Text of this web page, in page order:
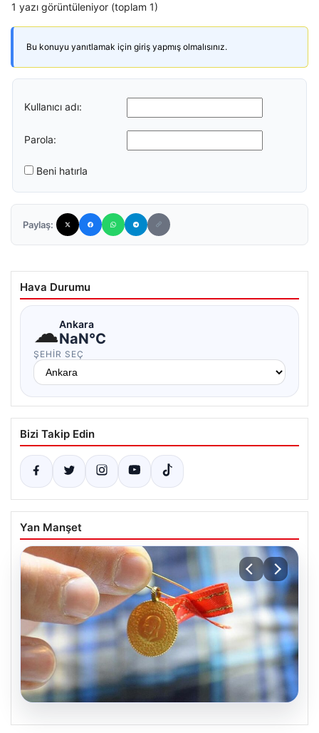
1 yazı görüntüleniyor (toplam 1)
Bu konuyu yanıtlamak için giriş yapmış olmalısınız.
Kullanıcı adı:
Parola:
Beni hatırla
Paylaş:
Hava Durumu
☁Ankara
NaN°C
ŞEHIR SEÇ
Bizi Takip Edin
Yan Manşet
05.08.2026